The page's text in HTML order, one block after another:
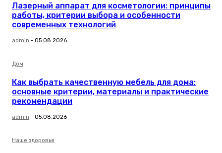
Лазерный аппарат для косметологии: принципы
работы, критерии выбора и особенности
современных технологий
admin - 05.08.2026
Дом
Как выбрать качественную мебель для дома:
основные критерии, материалы и практические
рекомендации
admin - 05.08.2026
Наше здоровье